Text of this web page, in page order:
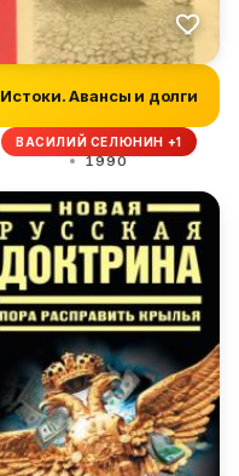
Истоки. Авансы и долги
ВАСИЛИЙ СЕЛЮНИН +1
1990